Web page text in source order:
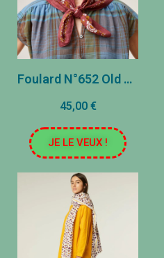
Foulard N°652 Old Pink
45,00 €
JE LE VEUX !